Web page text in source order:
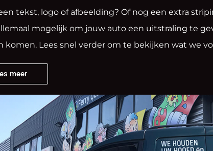
tekst, logo of afbeelding? Of nog een extra
mogelijk om jouw auto een uitstraling te
komen. Lees snel verder om te bekijken wat we
meer